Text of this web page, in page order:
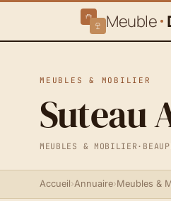
Meuble
MEUBLES & MOBILIER
Suteau
MEUBLES & MOBILIER ·
Accueil›Annuaire›Meubles &